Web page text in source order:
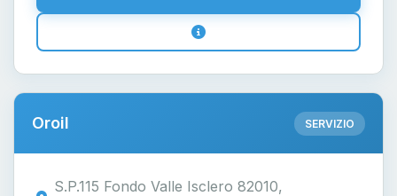
Oroil SERVIZIO
S.P.115 Fondo Valle Isclero 82010,